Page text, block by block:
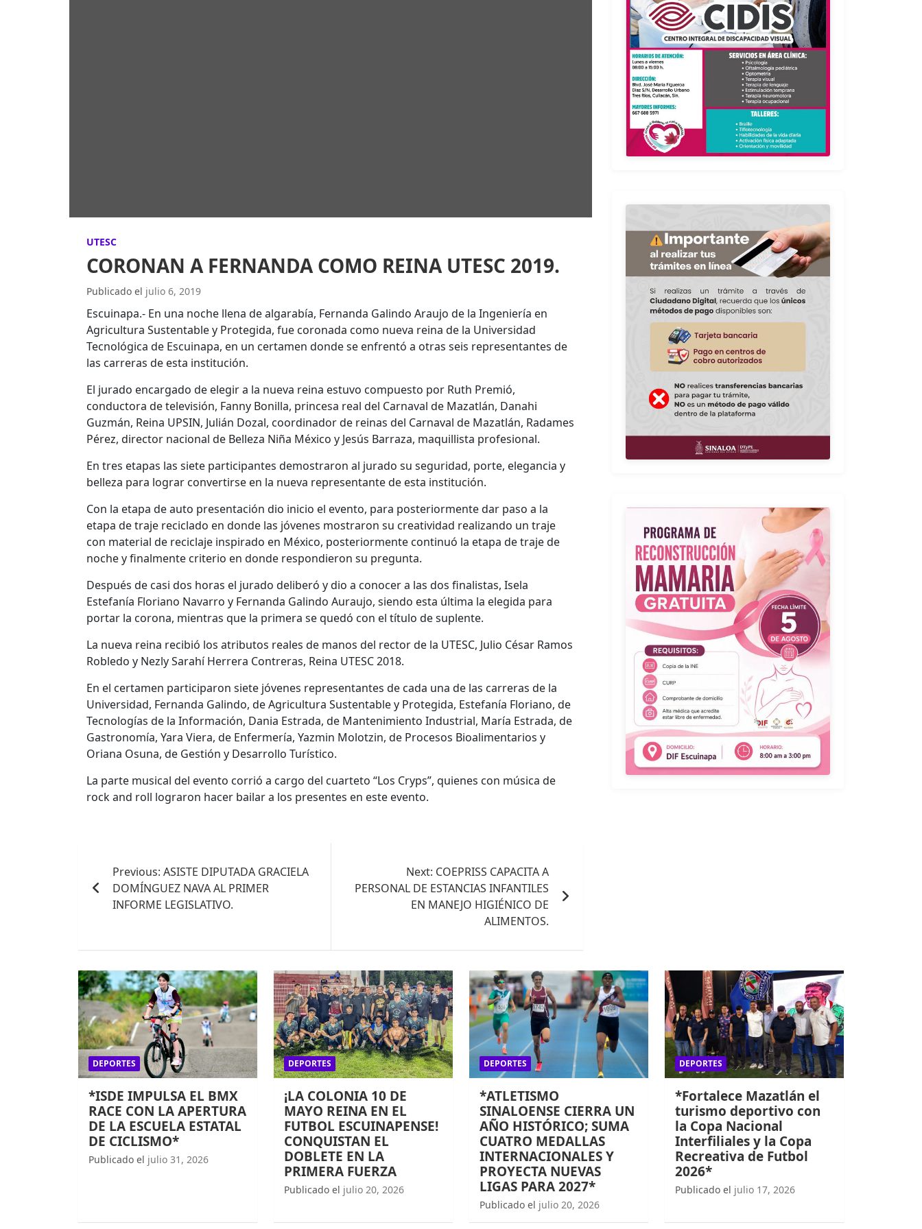
UTESC
CORONAN A FERNANDA COMO REINA UTESC 2019.
Publicado el julio 6, 2019
Escuinapa.- En una noche llena de algarabía, Fernanda Galindo Araujo de la Ingeniería en
Agricultura Sustentable y Protegida, fue coronada como nueva reina de la Universidad
Tecnológica de Escuinapa, en un certamen donde se enfrentó a otras seis representantes de
las carreras de esta institución.
El jurado encargado de elegir a la nueva reina estuvo compuesto por Ruth Premió,
conductora de televisión, Fanny Bonilla, princesa real del Carnaval de Mazatlán, Danahi
Guzmán, Reina UPSIN, Julián Dozal, coordinador de reinas del Carnaval de Mazatlán, Radames
Pérez, director nacional de Belleza Niña México y Jesús Barraza, maquillista profesional.
En tres etapas las siete participantes demostraron al jurado su seguridad, porte, elegancia y
belleza para lograr convertirse en la nueva representante de esta institución.
Con la etapa de auto presentación dio inicio el evento, para posteriormente dar paso a la
etapa de traje reciclado en donde las jóvenes mostraron su creatividad realizando un traje
con material de reciclaje inspirado en México, posteriormente continuó la etapa de traje de
noche y finalmente criterio en donde respondieron su pregunta.
Después de casi dos horas el jurado deliberó y dio a conocer a las dos finalistas, Isela
Estefanía Floriano Navarro y Fernanda Galindo Auraujo, siendo esta última la elegida para
portar la corona, mientras que la primera se quedó con el título de suplente.
La nueva reina recibió los atributos reales de manos del rector de la UTESC, Julio César Ramos
Robledo y Nezly Sarahí Herrera Contreras, Reina UTESC 2018.
En el certamen participaron siete jóvenes representantes de cada una de las carreras de la
Universidad, Fernanda Galindo, de Agricultura Sustentable y Protegida, Estefanía Floriano, de
Tecnologías de la Información, Dania Estrada, de Mantenimiento Industrial, María Estrada, de
Gastronomía, Yara Viera, de Enfermería, Yazmin Molotzin, de Procesos Bioalimentarios y
Oriana Osuna, de Gestión y Desarrollo Turístico.
La parte musical del evento corrió a cargo del cuarteto “Los Cryps”, quienes con música de
rock and roll lograron hacer bailar a los presentes en este evento.
de
entradas
Previous: ASISTE DIPUTADA GRACIELA
DOMÍNGUEZ NAVA AL PRIMER
INFORME LEGISLATIVO.
Next: COEPRISS CAPACITA A
PERSONAL DE ESTANCIAS INFANTILES
EN MANEJO HIGIÉNICO DE
ALIMENTOS.
DEPORTES
*ISDE IMPULSA EL BMX
RACE CON LA APERTURA
DE LA ESCUELA ESTATAL
DE CICLISMO*
Publicado el julio 31, 2026
DEPORTES
¡LA COLONIA 10 DE
MAYO REINA EN EL
FUTBOL ESCUINAPENSE!
CONQUISTAN EL
DOBLETE EN LA
PRIMERA FUERZA
Publicado el julio 20, 2026
DEPORTES
*ATLETISMO
SINALOENSE CIERRA UN
AÑO HISTÓRICO; SUMA
CUATRO MEDALLAS
INTERNACIONALES Y
PROYECTA NUEVAS
LIGAS PARA 2027*
Publicado el julio 20, 2026
DEPORTES
*Fortalece Mazatlán el
turismo deportivo con
la Copa Nacional
Interfiliales y la Copa
Recreativa de Futbol
2026*
Publicado el julio 17, 2026